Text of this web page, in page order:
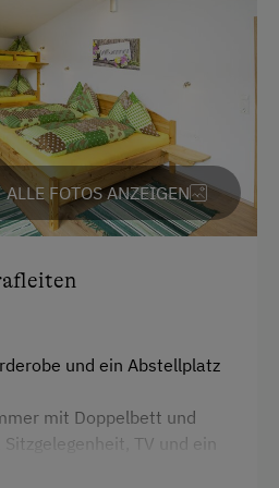
ALLE FOTOS ANZEIGEN
und ein Abstellplatz
mit Doppelbett und
TV und ein